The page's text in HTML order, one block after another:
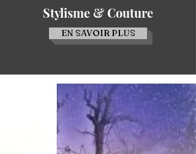
Stylisme & Couture
EN SAVOIR PLUS